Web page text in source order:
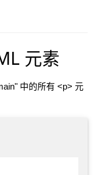
元素
中的所有 <p> 元